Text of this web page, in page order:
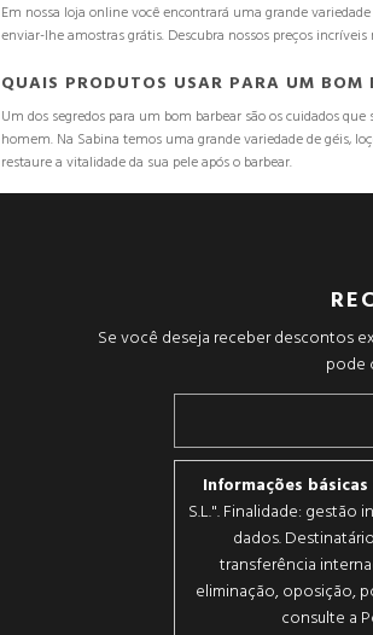
Em nossa loja online você encontrará uma grande
enviar-lhe amostras grátis. Descubra nossos preços
QUAIS PRODUTOS USAR PARA UM BOM
Um dos segredos para um bom barbear são os cuidados
homem. Na Sabina temos uma grande variedade de géis,
restaure a vitalidade da sua pele após o barbear.
Se você deseja receber descontos
pode
Informações
S.L.". Finalidade:
dados.
transferência
eliminação, oposição,
consulte a